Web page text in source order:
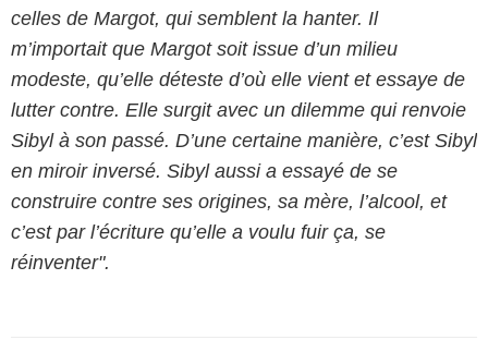
celles de Margot, qui semblent la hanter. Il
m’importait que Margot soit issue d’un milieu
modeste, qu’elle déteste d’où elle vient et essaye de
lutter contre. Elle surgit avec un dilemme qui renvoie
Sibyl à son passé. D’une certaine manière, c’est Sibyl
en miroir inversé. Sibyl aussi a essayé de se
construire contre ses origines, sa mère, l’alcool, et
c’est par l’écriture qu’elle a voulu fuir ça, se
réinventer".